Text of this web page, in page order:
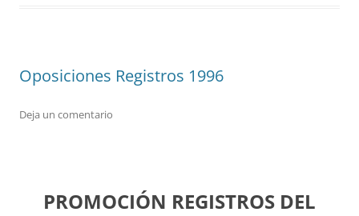
Oposiciones Registros 1996
Deja un comentario
PROMOCIÓN REGISTROS DEL